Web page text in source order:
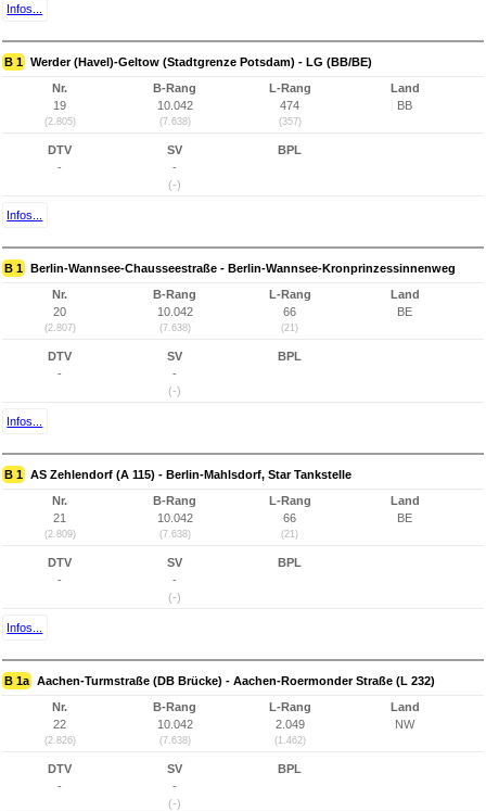
Infos...
B 1 Werder (Havel)-Geltow (Stadtgrenze Potsdam) - LG (BB/BE)
Nr.
19
(2.805)
B-Rang
10.042
(7.638)
L-Rang
474
(357)
Land
BB
DTV
-
SV
-
(-)
BPL
Infos...
B 1 Berlin-Wannsee-Chausseestraße - Berlin-Wannsee-Kronprinzessinnenweg
Nr.
20
(2.807)
B-Rang
10.042
(7.638)
L-Rang
66
(21)
Land
BE
DTV
-
SV
-
(-)
BPL
Infos...
B 1 AS Zehlendorf (A 115) - Berlin-Mahlsdorf, Star Tankstelle
Nr.
21
(2.809)
B-Rang
10.042
(7.638)
L-Rang
66
(21)
Land
BE
DTV
-
SV
-
(-)
BPL
Infos...
B 1a Aachen-Turmstraße (DB Brücke) - Aachen-Roermonder Straße (L 232)
Nr.
22
(2.826)
B-Rang
10.042
(7.638)
L-Rang
2.049
(1.462)
Land
NW
DTV
-
SV
-
(-)
BPL